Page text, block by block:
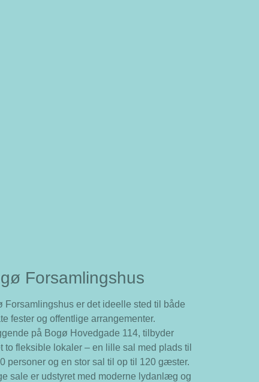
Forsamlingshus
Forsamlingshus er det ideelle sted til både
fester og offentlige arrangementer.
på Bogø Hovedgade 114, tilbyder
to fleksible lokaler – en lille sal med plads til
personer og en stor sal til op til 120 gæster.
sale er udstyret med moderne lydanlæg og